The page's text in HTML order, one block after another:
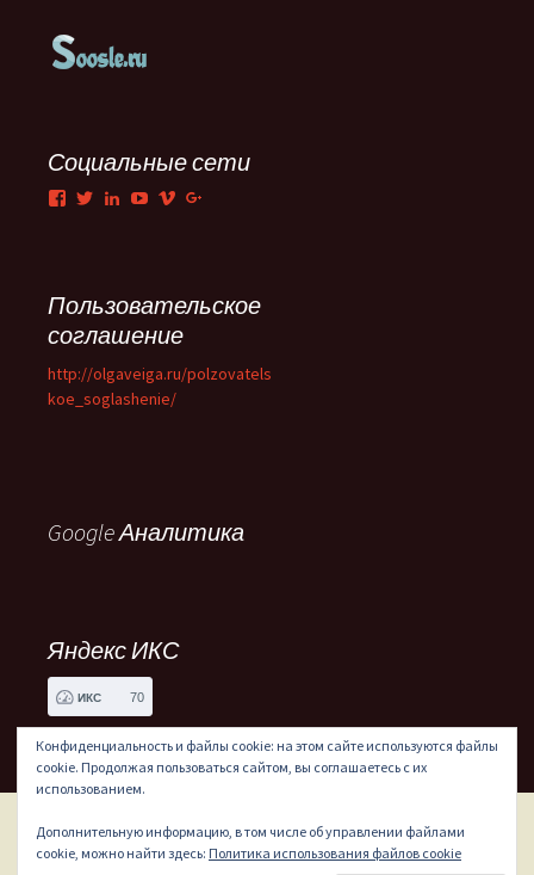
Социальные сети
Facebook
TwitterLinkedIn
YouTube
Vimeo
Пользовательское
соглашение
http://olgaveiga.ru/polzovatels
koe_soglashenie/
Google Аналитика
Яндекс ИКС
ИКС 70
Сайт работает на WordPress
Конфиденциальность и файлы cookie: на этом сайте используются файлы
cookie. Продолжая пользоваться сайтом, вы соглашаетесь с их
использованием.
Дополнительную информацию, в том числе об управлении файлами
cookie, можно найти здесь: Политика использования файлов cookie